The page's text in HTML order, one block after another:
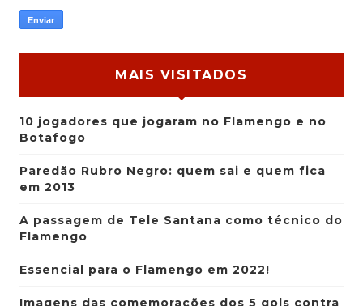
MAIS VISITADOS
10 jogadores que jogaram no Flamengo e no
Botafogo
Paredão Rubro Negro: quem sai e quem fica
em 2013
A passagem de Tele Santana como técnico do
Flamengo
Essencial para o Flamengo em 2022!
Imagens das comemorações dos 5 gols contra